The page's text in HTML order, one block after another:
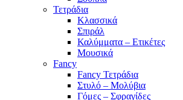
Τετράδια
Κλασσικά
Σπιράλ
Καλύμματα – Ετικέτες
Μουσικά
Fancy
Fancy Τετράδια
Στυλό – Μολύβια
Γόμες – Σφραγίδες